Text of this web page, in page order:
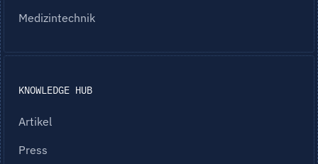
Medizintechnik
KNOWLEDGE HUB
Artikel
Press